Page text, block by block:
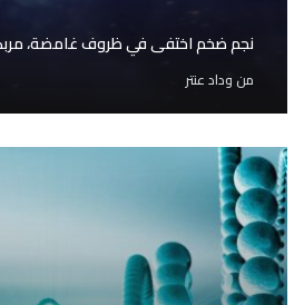
نجم ضخم اختفى في ظروف غامضة،
من وداد عنتر